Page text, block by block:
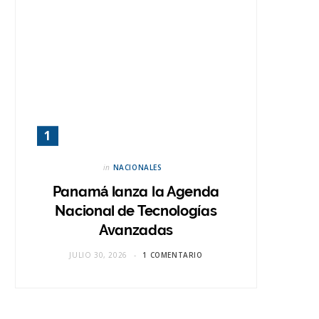
in NACIONALES
Panamá lanza la Agenda
Nacional de Tecnologías
Avanzadas
JULIO 30, 2026 1 COMENTARIO